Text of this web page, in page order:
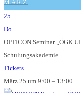
MÄRZ
25
Do.
OPTICON Seminar „ÖGK
Schulungsakademie
Tickets
März 25 um 9:00 – 13:00